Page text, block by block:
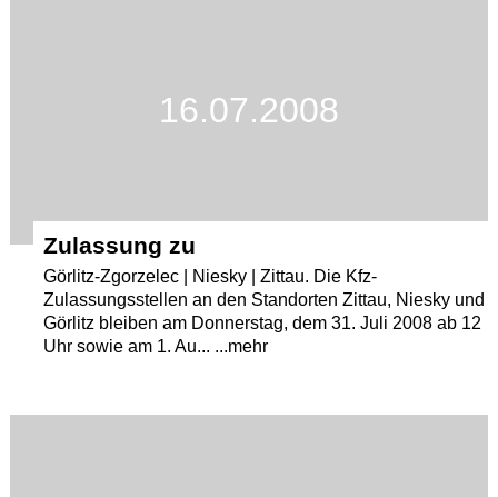
16.07.2008
Zulassung zu
Görlitz-Zgorzelec | Niesky | Zittau. Die Kfz-
Zulassungsstellen an den Standorten Zittau, Niesky und
Görlitz bleiben am Donnerstag, dem 31. Juli 2008 ab 12
Uhr sowie am 1. Au... ...mehr